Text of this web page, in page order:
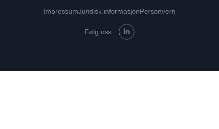
ImpressumJuridisk informasjonPersonvern
Følg oss